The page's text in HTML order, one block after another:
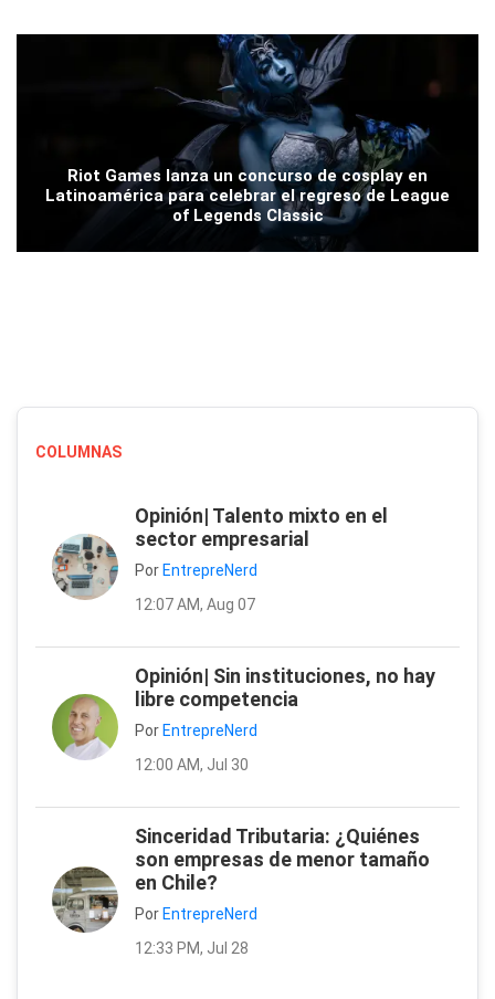
Riot Games lanza un concurso de cosplay en
Latinoamérica para celebrar el regreso de League
of Legends Classic
COLUMNAS
Opinión| Talento mixto en el
sector empresarial
Por EntrepreNerd
12:07 AM, Aug 07
Opinión| Sin instituciones, no hay
libre competencia
Por EntrepreNerd
12:00 AM, Jul 30
Sinceridad Tributaria: ¿Quiénes
son empresas de menor tamaño
en Chile?
Por EntrepreNerd
12:33 PM, Jul 28